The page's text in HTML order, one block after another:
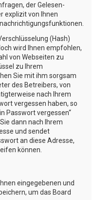
der Gelesen-
explizit von Ihnen
(Hash)
wird Ihnen empfohlen,
von Webseiten zu
zu Ihrem
Sie mit ihm sorgsam
des Betreibers, von
nach Ihrem
vergessen haben, so
Passwort vergessen“
dann nach Ihrem
und sendet
an diese Adresse,
können.
eingegebenen und
um das Board